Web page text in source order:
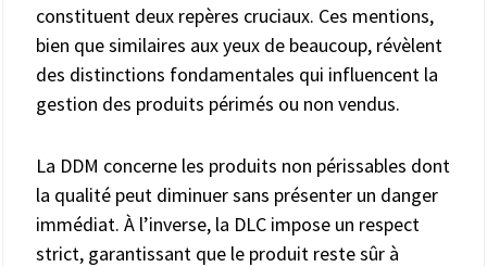
constituent deux repères cruciaux. Ces mentions,
bien que similaires aux yeux de beaucoup, révèlent
des distinctions fondamentales qui influencent la
gestion des produits périmés ou non vendus.
La DDM concerne les produits non périssables dont
la qualité peut diminuer sans présenter un danger
immédiat. À l’inverse, la DLC impose un respect
strict, garantissant que le produit reste sûr à